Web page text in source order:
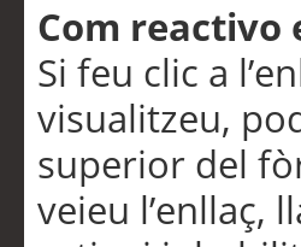
Com reactivo
Si feu clic a
visualitzeu,
superior del
veieu l’enllaç,